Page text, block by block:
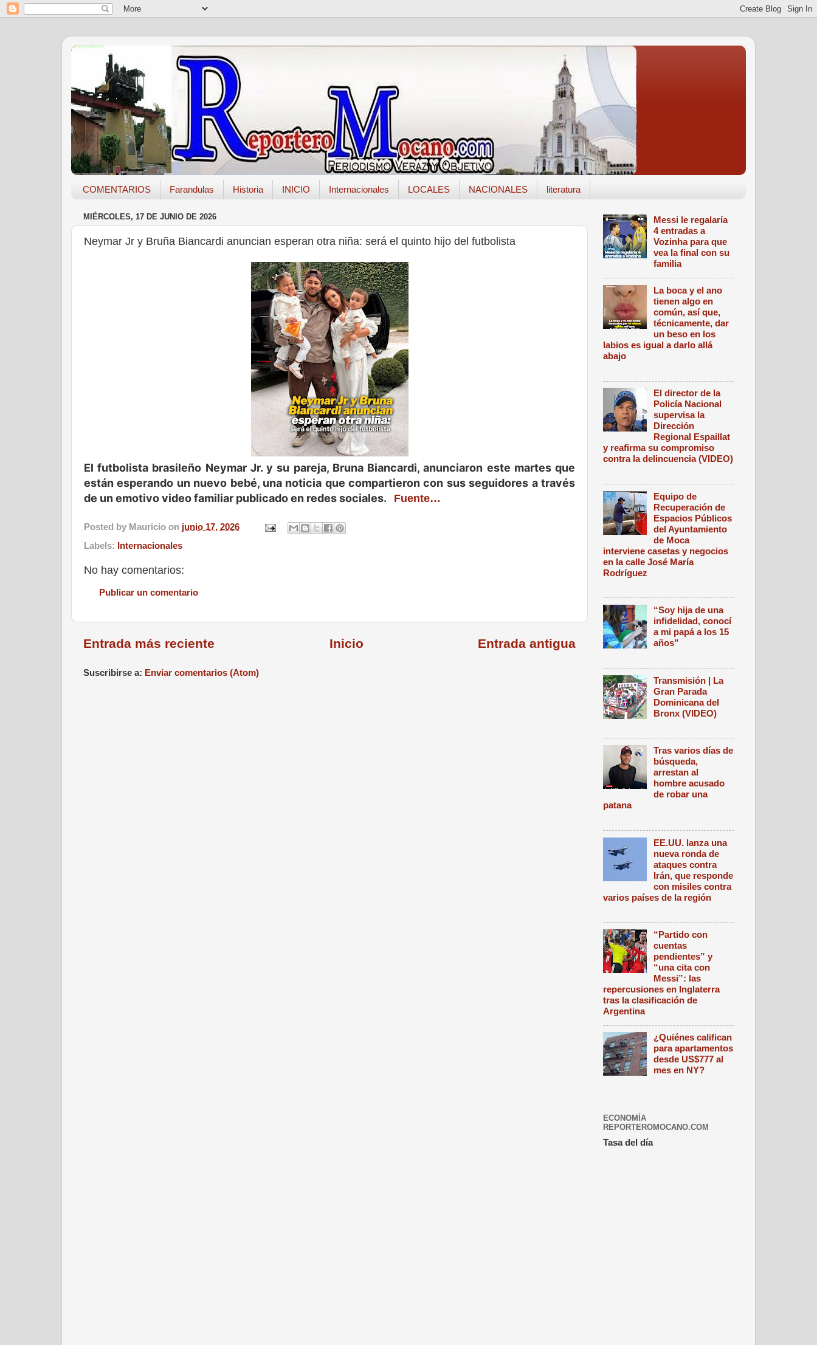
COMENTARIOS Farandulas Historia INICIO Internacionales LOCALES NACIONALES literatura
MIÉRCOLES, 17 DE JUNIO DE 2026
Neymar Jr y Bruña Biancardi anuncian esperan otra niña: será el quinto hijo del futbolista
El futbolista brasileño Neymar Jr. y su pareja, Bruna Biancardi, anunciaron este martes que
están esperando un nuevo bebé, una noticia que compartieron con sus seguidores a través
de un emotivo video familiar publicado en redes sociales.
Fuente…
Posted by Mauricio on junio 17, 2026
Labels: Internacionales
No hay comentarios:
Publicar un comentario
Entrada más reciente Entrada antigua
Inicio
Suscribirse a: Enviar comentarios (Atom)
Messi le regalaría
4 entradas a
Vozinha para que
vea la final con su
familia
La boca y el ano
tienen algo en
común, así que,
técnicamente, dar
un beso en los
labios es igual a darlo allá
abajo
El director de la
Policía Nacional
supervisa la
Dirección
Regional Espaillat
y reafirma su compromiso
contra la delincuencia (VIDEO)
Equipo de
Recuperación de
Espacios Públicos
del Ayuntamiento
de Moca
interviene casetas y negocios
en la calle José María
Rodríguez
“Soy hija de una
infidelidad, conocí
a mi papá a los 15
años”
Transmisión | La
Gran Parada
Dominicana del
Bronx (VIDEO)
Tras varios días de
búsqueda,
arrestan al
hombre acusado
de robar una
patana
EE.UU. lanza una
nueva ronda de
ataques contra
Irán, que responde
con misiles contra
varios países de la región
“Partido con
cuentas
pendientes” y
“una cita con
Messi”: las
repercusiones en Inglaterra
tras la clasificación de
Argentina
¿Quiénes califican
para apartamentos
desde US$777 al
mes en NY?
ECONOMÍA
REPORTEROMOCANO.COM
Tasa del día